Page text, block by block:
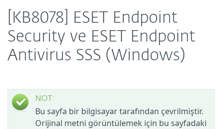
[KB8078] ESET Endpoint
Security ve ESET Endpoint
Antivirus SSS (Windows)
NOT:
Bu sayfa bir bilgisayar tarafından çevrilmiştir.
Orijinal metni görüntülemek için bu sayfadaki